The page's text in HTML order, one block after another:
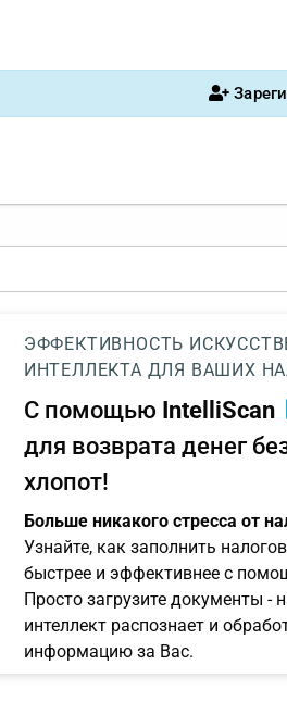
ЭФФЕКТИВНОСТЬ
ИНТЕЛЛЕКТА ДЛЯ ВАШИХ
С помощью IntelliScan
для возврата денег
хлопот!
Больше никакого стресса от
Узнайте, как заполнить
быстрее и эффективнее с
Просто загрузите документы -
интеллект распознает и
информацию за Вас.